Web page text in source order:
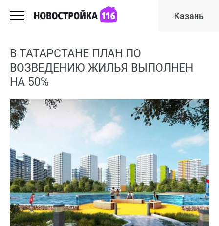
Казань
В ТАТАРСТАНЕ ПЛАН ПО
ВОЗВЕДЕНИЮ ЖИЛЬЯ ВЫПОЛНЕН
НА 50%